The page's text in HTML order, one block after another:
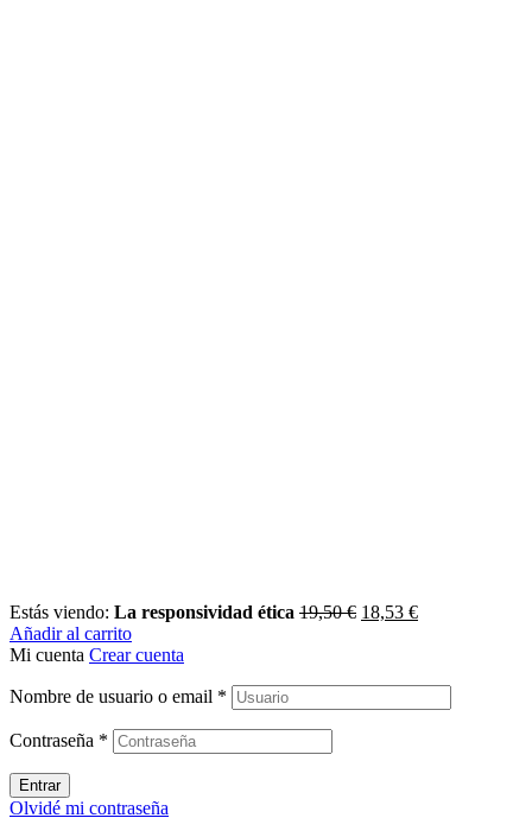
Estás viendo: La responsividad ética 19,50€ 18,53 €
Añadir al carrito
Mi cuenta Crear cuenta
Nombre de usuario o email *
Contraseña *
Entrar
Olvidé mi contraseña